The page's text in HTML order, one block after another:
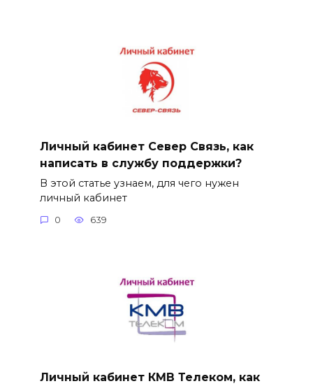
Личный кабинет Север Связь, как
написать в службу поддержки?
В этой статье узнаем, для чего нужен
личный кабинет
0 639
Личный кабинет КМВ Телеком, как